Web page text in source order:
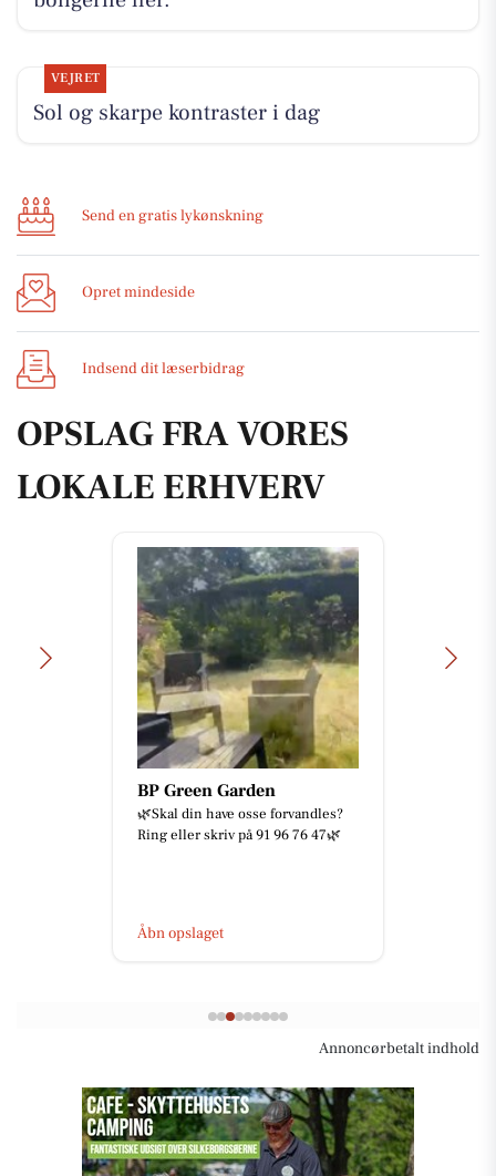
VEJRET
Sol og skarpe kontraster i dag
Send en gratis lykønskning
Opret mindeside
Indsend dit læserbidrag
OPSLAG FRA VORES
LOKALE ERHVERV
BP Green Garden
🌿Skal din have osse forvandles?
Ring eller skriv på 91 96 76 47🌿
Åbn opslaget
Annoncørbetalt indhold